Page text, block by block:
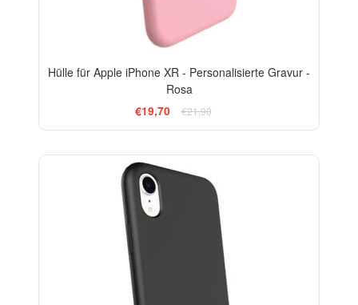
Hülle für Apple iPhone XR - Personalisierte Gravur -
Rosa
€19,70
€21,90